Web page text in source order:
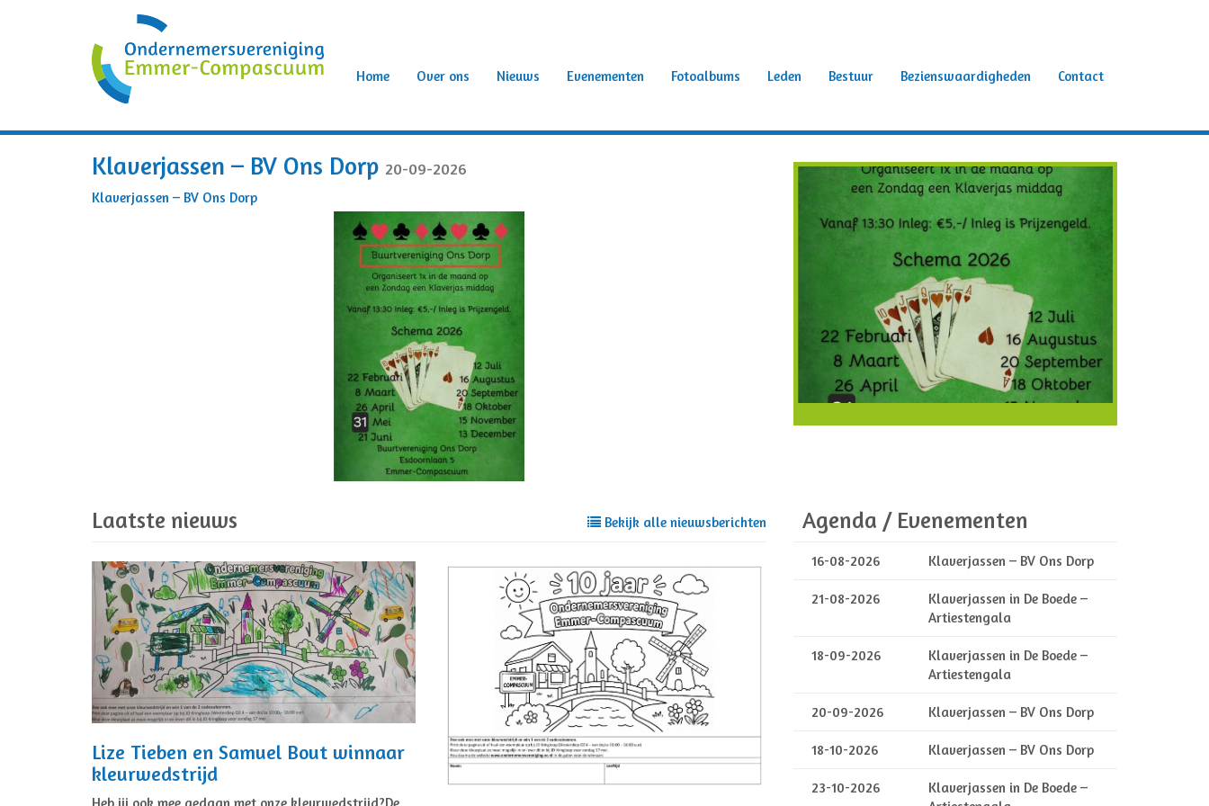
Home Over ons Nieuws Evenementen Fotoalbums Leden Bestuur Bezienswaardigheden Contact
Klaverjassen – BV Ons Dorp 20-09-2026
Klaverjassen – BV Ons Dorp
Laatste nieuws Bekijk alle nieuwsberichten
Lize Tieben en Samuel Bout winnaar
kleurwedstrijd
Agenda / Evenementen
16-08-2026 Klaverjassen – BV Ons Dorp
21-08-2026
Klaverjassen in De Boede –
Artiestengala
18-09-2026
Klaverjassen in De Boede –
Artiestengala
20-09-2026 Klaverjassen – BV Ons Dorp
18-10-2026 Klaverjassen – BV Ons Dorp
23-10-2026
Klaverjassen in De Boede –